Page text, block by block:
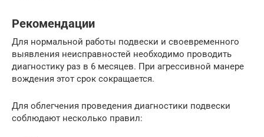
Рекомендации
Для нормальной работы подвески и своевременного
выявления неисправностей необходимо проводить
диагностику раз в 6 месяцев. При агрессивной манере
вождения этот срок сокращается.
Для облегчения проведения диагностики подвески
соблюдают несколько правил: